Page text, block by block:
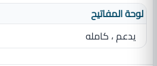
لوحة المفاتيح
يدعم ، كامله